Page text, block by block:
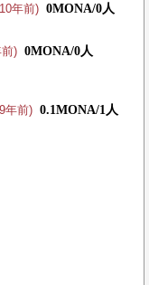
年前) 0MONA/0人
) 0MONA/0人
年前) 0.1MONA/1人